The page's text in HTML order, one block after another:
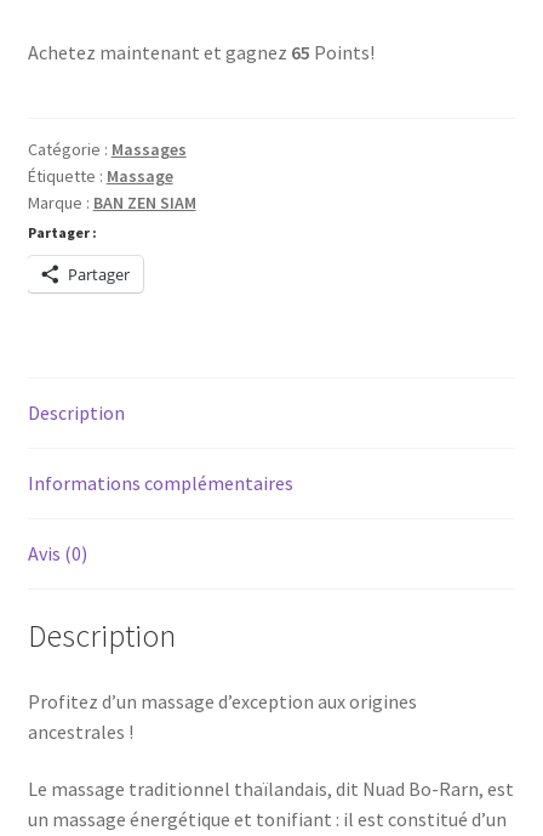
Achetez maintenant et gagnez 65 Points!
Catégorie : Massages
Étiquette : Massage
Marque : BAN ZEN SIAM
Partager :
Partager
Description
Informations complémentaires
Avis (0)
Description
Profitez d’un massage d’exception aux origines
ancestrales !
Le massage traditionnel thaïlandais, dit Nuad Bo-Rarn, est
un massage énergétique et tonifiant : il est constitué d’un